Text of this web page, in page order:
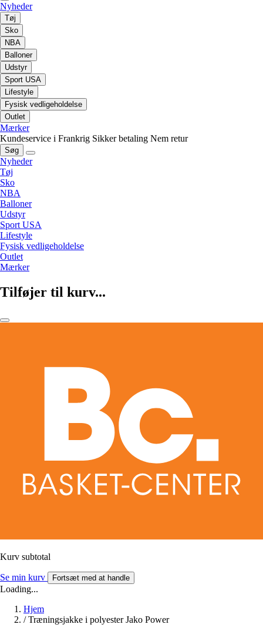
Nyheder
Tøj
Sko
NBA
Balloner
Udstyr
Sport USA
Lifestyle
Fysisk vedligeholdelse
Outlet
Mærker
Kundeservice i Frankrig Sikker betaling Nem retur
Søg
Nyheder
Tøj
Sko
NBA
Balloner
Udstyr
Sport USA
Lifestyle
Fysisk vedligeholdelse
Outlet
Mærker
Tilføjer til kurv...
Kurv subtotal
Se min kurv Fortsæt med at handle
Loading...
Hjem
/ Træningsjakke i polyester Jako Power